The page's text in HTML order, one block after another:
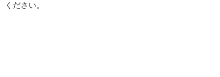
ください。